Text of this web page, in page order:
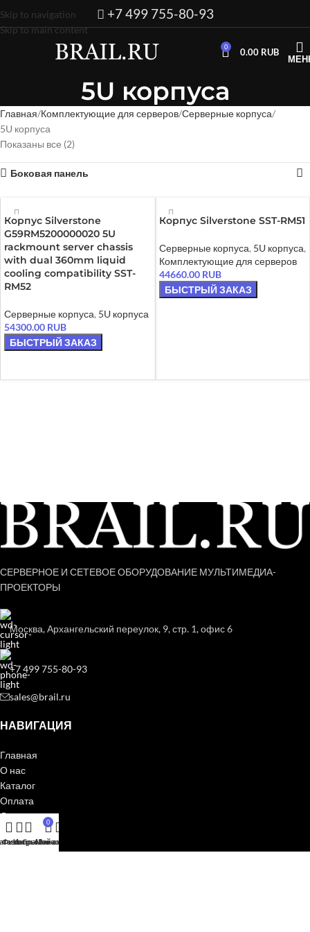
Skip to navigation
Skip to main content
+7 499 755-80-93
0 0.00 RUB
5U корпуса
Главная Комплектующие для серверов Серверные корпуса
5U корпуса
Показаны все (2)
Боковая панель
Корпус Silverstone
G59RM5200000020 5U
rackmount server chassis
with dual 360mm liquid
cooling compatibility SST-
RM52
Серверные корпуса, 5U корпуса
54300.00 RUB
БЫСТРЫЙ ЗАКАЗ
Корпус Silverstone SST-RM51
Серверные корпуса, 5U корпуса,
Комплектующие для серверов
44660.00 RUB
БЫСТРЫЙ ЗАКАЗ
СЕРВЕРНОЕ И СЕТЕВОЕ ОБОРУДОВАНИЕ МУЛЬТИМЕДИА-
ПРОЕКТОРЫ
Москва, Архангельский переулок, 9, стр. 1, офис 6
+7 499 755-80-93
sales@brail.ru
НАВИГАЦИЯ
Главная
О нас
Каталог
Оплата
Доставка
Контакты
Фильтры
Избранное
0
Заказ
Мой аккаунт